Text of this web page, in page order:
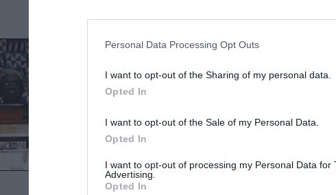
Personal Data Processing Opt Outs
I want to opt-out of the Sharing of my personal data.
Opted In
I want to opt-out of the Sale of my Personal Data.
Opted In
I want to opt-out of processing my Personal Data for
Advertising.
Opted In
La présidence avait annoncé dans
midi « la mort brusque et
du décès du chef de l’Etat